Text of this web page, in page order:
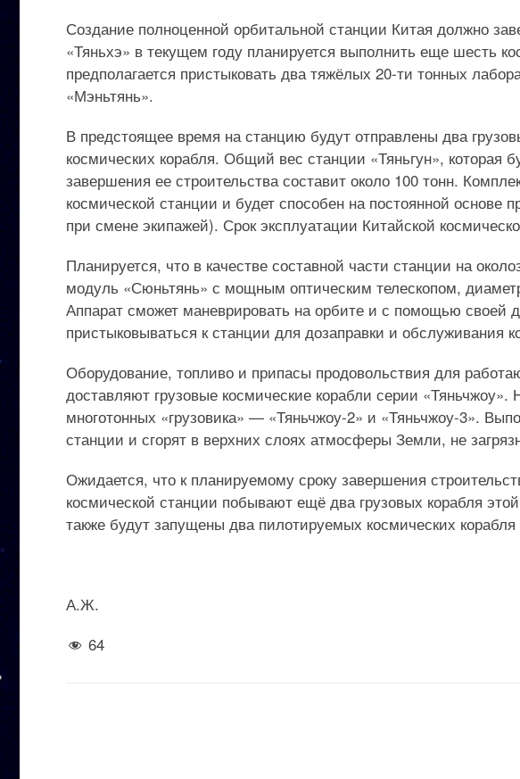
Создание полноценной орбитальной станции Китая должно
«Тяньхэ» в текущем году планируется выполнить еще шесть
предполагается пристыковать два тяжёлых 20-ти тонных
«Мэньтянь».
В предстоящее время на станцию будут отправлены два
космических корабля. Общий вес станции «Тяньгун», которая
завершения ее строительства составит около 100 тонн.
космической станции и будет способен на постоянной основе
при смене экипажей). Срок эксплуатации Китайской
Планируется, что в качестве составной части станции на
модуль «Сюньтянь» с мощным оптическим телескопом,
Аппарат сможет маневрировать на орбите и с помощью своей
пристыковываться к станции для дозаправки и обслуживания
Оборудование, топливо и припасы продовольствия для
доставляют грузовые космические корабли серии
многотонных «грузовика» — «Тяньчжоу-2» и «Тяньчжоу-3».
станции и сгорят в верхних слоях атмосферы Земли, не
Ожидается, что к планируемому сроку завершения
космической станции побывают ещё два грузовых корабля
также будут запущены два пилотируемых космических
А.Ж.
64